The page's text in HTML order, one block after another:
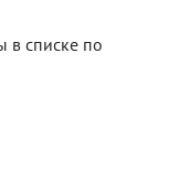
в списке по